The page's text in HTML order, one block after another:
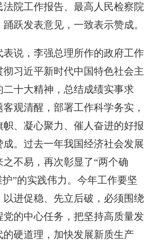
法院工作报告、最高人民检察院
跃发表意见，一致表示赞成。
说，李强总理所作的政府工作
彻习近平新时代中国特色社会主
二十大精神，总结成绩实事求
观清醒，部署工作科学务实，
帜、凝心聚力、催人奋进的好报
成。过去一年我国经济社会发展
不易，再次彰显了“两个确
护”的实践伟力。今年工作要坚
以进促稳、先立后破，必须围绕
党的中心任务，把坚持高质量发
的硬道理，加快发展新质生产